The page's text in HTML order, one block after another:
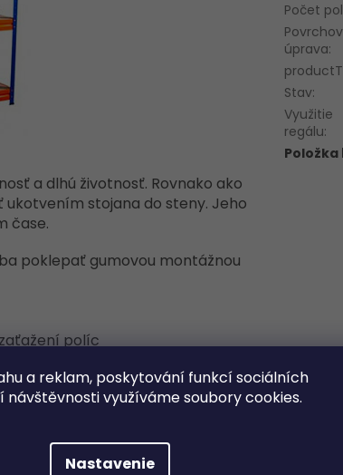
a reklam, poskytování funkcí sociálních
návštěvnosti využíváme soubory cookies.
Nastavenie
a dlhú životnosť. Rovnako ako
stojana do steny. Jeho
čase.
poklepať gumovou montážnou
políc
zabezpečujú stabilitu police, balenie
Počet
úprava:
Stav:
Využitie
regálu: